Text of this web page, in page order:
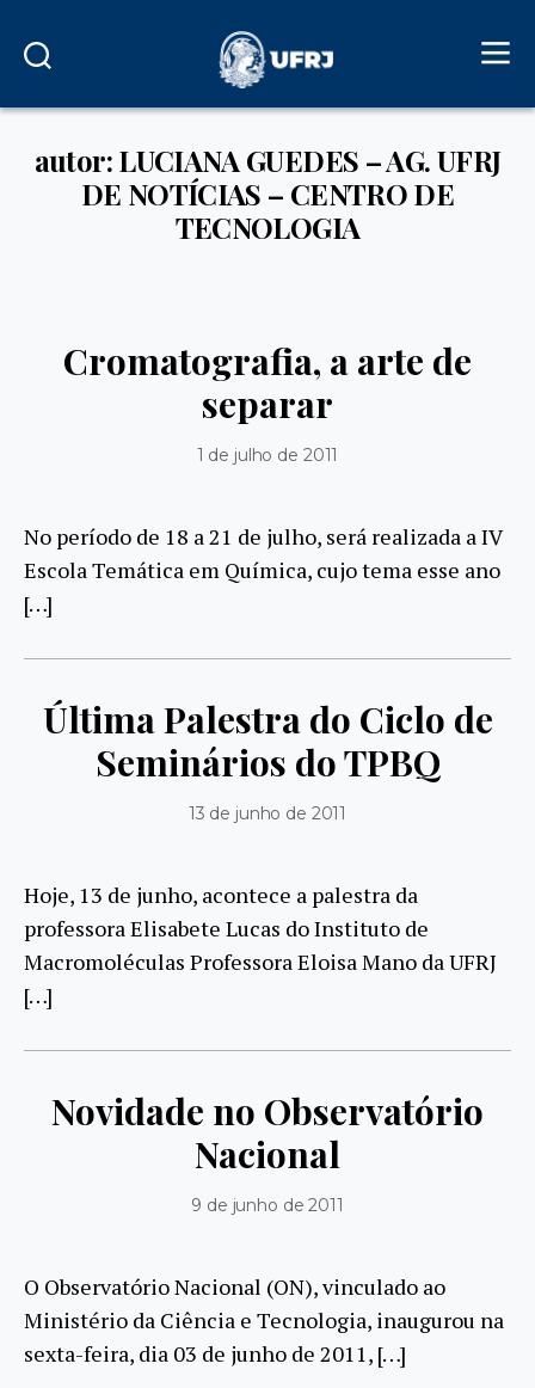
autor: LUCIANA GUEDES – AG. UFRJ
DE NOTÍCIAS – CENTRO DE
TECNOLOGIA
Cromatografia, a arte de
separar
1 de julho de 2011
No período de 18 a 21 de julho, será realizada a IV
Escola Temática em Química, cujo tema esse ano
[…]
Última Palestra do Ciclo de
Seminários do TPBQ
13 de junho de 2011
Hoje, 13 de junho, acontece a palestra da
professora Elisabete Lucas do Instituto de
Macromoléculas Professora Eloisa Mano da UFRJ
[…]
Novidade no Observatório
Nacional
9 de junho de 2011
O Observatório Nacional (ON), vinculado ao
Ministério da Ciência e Tecnologia, inaugurou na
sexta-feira, dia 03 de junho de 2011, […]